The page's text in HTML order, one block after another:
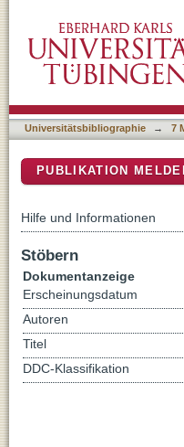
Atmospheric
Universitätsbibliographie → 7
PUBLIKATION
Hilfe und Informationen
Stöbern
Dokumentanzeige
Erscheinungsdatum
Autoren
Titel
DDC-Klassifikation